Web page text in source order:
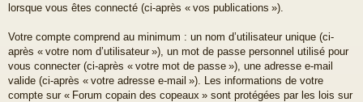
lorsque vous êtes connecté (ci-après « vos publications »).
Votre compte comprend au minimum : un nom d’utilisateur unique (ci-
après « votre nom d’utilisateur »), un mot de passe personnel utilisé pour
vous connecter (ci-après « votre mot de passe »), une adresse e-mail
valide (ci-après « votre adresse e-mail »). Les informations de votre
compte sur « Forum copain des copeaux » sont protégées par les lois sur